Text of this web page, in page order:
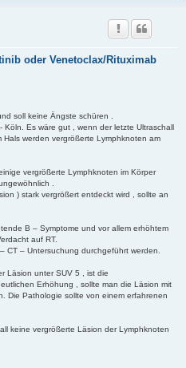
oder Venetoclax/Rituximab
soll keine Ängste schüren .
Köln. Es wäre gut , wenn der letzte Ultraschall
werden vergrößerte Lymphknoten am
vergrößerte Lymphknoten im Körper
.
) stark vergrößert entdeckt wird , sollte an
B – Symptome und vor allem erhöhtem
auf RT.
CT – Untersuchung durchgeführt werden.
Läsion unter SUV 5 , ist die
Erhöhung , sollte man die Läsion mit
Die Pathologie sollte von einem erfahrenen
keine vergrößerte Läsion der Lymphknoten